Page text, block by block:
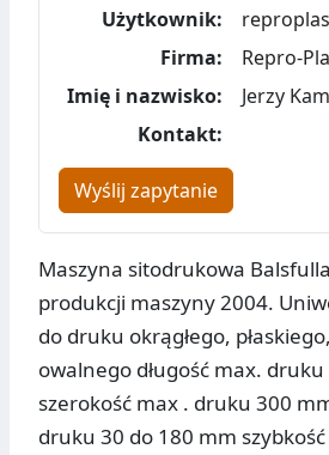
Użytkownik:
Firma:
Repro-
Imię i nazwisko:
Jerzy
Kontakt:
Wyślij zapytanie
Maszyna sitodrukowa
produkcji maszyny 2004.
do druku okrągłego,
owalnego długość max.
szerokość max . druku 300
druku 30 do 180 mm